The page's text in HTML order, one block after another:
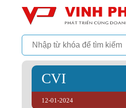
Vinh Phát Cần Thơ
CVI
12-01-2024